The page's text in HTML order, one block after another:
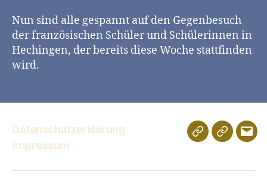
Nun sind alle gespannt auf den Gegenbesuch
der französischen Schüler und Schülerinnen in
Hechingen, der bereits diese Woche stattfinden
wird.
Datenschutzerklärung
Impressum
Schulportfolio
Digitales
E-